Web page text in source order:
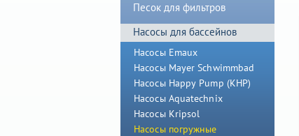
Песок для фильтров
Насосы для бассейнов
Насосы Emaux
Насосы Mayer Schwimmbad
Насосы Happy Pump (КНР)
Насосы Aquatechnix
Насосы Kripsol
Насосы погружные